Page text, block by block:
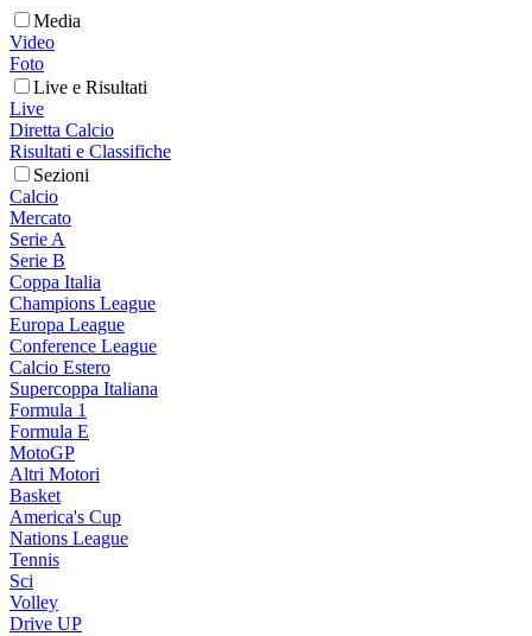
Media
Video
Foto
Live e Risultati
Live
Diretta Calcio
Risultati e Classifiche
Sezioni
Calcio
Mercato
Serie A
Serie B
Coppa Italia
Champions League
Europa League
Conference League
Calcio Estero
Supercoppa Italiana
Formula 1
Formula E
MotoGP
Altri Motori
Basket
America's Cup
Nations League
Tennis
Sci
Volley
Drive UP